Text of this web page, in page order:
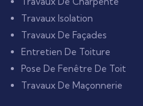
Travaux Isolation
Travaux De Façades
Entretien De Toiture
Pose De Fenêtre De Toit
Travaux De Maçonnerie